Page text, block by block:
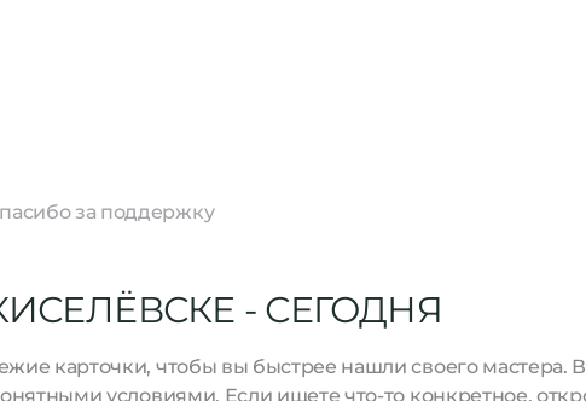
за поддержку
- СЕГОДНЯ
карточки, чтобы вы быстрее нашли своего мастера.
условиями. Если ищете что-то конкретное,